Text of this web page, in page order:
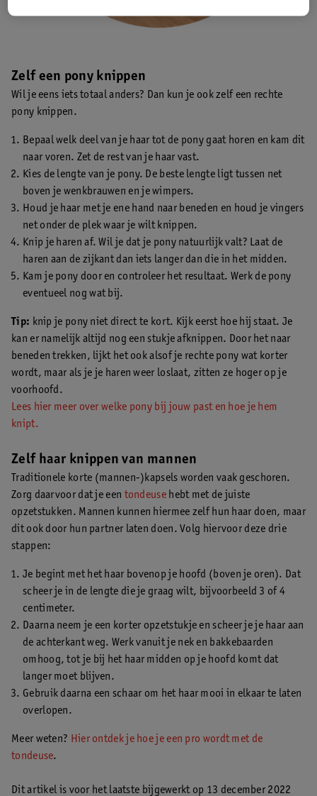
Zelf een pony knippen
Wil je eens iets totaal anders? Dan kun je ook zelf een rechte
pony knippen.
Bepaal welk deel van je haar tot de pony gaat horen en kam dit
naar voren. Zet de rest van je haar vast.
Kies de lengte van je pony. De beste lengte ligt tussen net
boven je wenkbrauwen en je wimpers.
Houd je haar met je ene hand naar beneden en houd je vingers
net onder de plek waar je wilt knippen.
Knip je haren af. Wil je dat je pony natuurlijk valt? Laat de
haren aan de zijkant dan iets langer dan die in het midden.
Kam je pony door en controleer het resultaat. Werk de pony
eventueel nog wat bij.
Tip: knip je pony niet direct te kort. Kijk eerst hoe hij staat. Je
kan er namelijk altijd nog een stukje afknippen. Door het naar
beneden trekken, lijkt het ook alsof je rechte pony wat korter
wordt, maar als je je haren weer loslaat, zitten ze hoger op je
voorhoofd.
Lees hier meer over welke pony bij jouw past en hoe je hem
knipt.
Zelf haar knippen van mannen
Traditionele korte (mannen-)kapsels worden vaak geschoren.
Zorg daarvoor dat je een tondeusehebt met de juiste
opzetstukken. Mannen kunnen hiermee zelf hun haar doen, maar
dit ook door hun partner laten doen. Volg hiervoor deze drie
stappen:
Je begint met het haar bovenop je hoofd (boven je oren). Dat
scheer je in de lengte die je graag wilt, bijvoorbeeld 3 of 4
centimeter.
Daarna neem je een korter opzetstukje en scheer je je haar aan
de achterkant weg. Werk vanuit je nek en bakkebaarden
omhoog, tot je bij het haar midden op je hoofd komt dat
langer moet blijven.
Gebruik daarna een schaar om het haar mooi in elkaar te laten
overlopen.
Meer weten? Hier ontdek je hoe je een pro wordt met de
tondeuse.
Dit artikel is voor het laatste bijgewerkt op 13 december 2022